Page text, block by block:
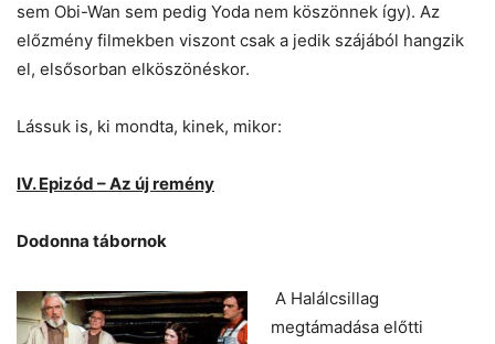
sem Obi-Wan sem pedig Yoda nem köszönnek így). Az
előzmény filmekben viszont csak a jedik szájából hangzik
el, elsősorban elköszönéskor.
Lássuk is, ki mondta, kinek, mikor:
IV. Epizód – Az új remény
Dodonna tábornok
A Halálcsillag
megtámadása előtti